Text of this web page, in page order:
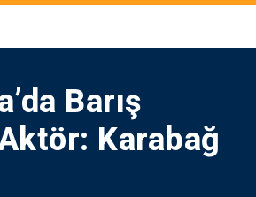
Barış
Karabağ